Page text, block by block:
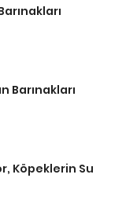
Barınakları
Köpeklerin Su